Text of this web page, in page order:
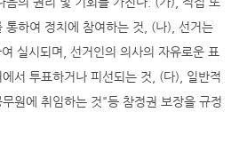
통하여 정치에 참여하는 것, (나), 선거는
실시되며, 선거인의 의사의 자유로운 표
서 투표하거나 피선되는 것, (다), 일반적
원에 취임하는 것"등 참정권 보장을 규정